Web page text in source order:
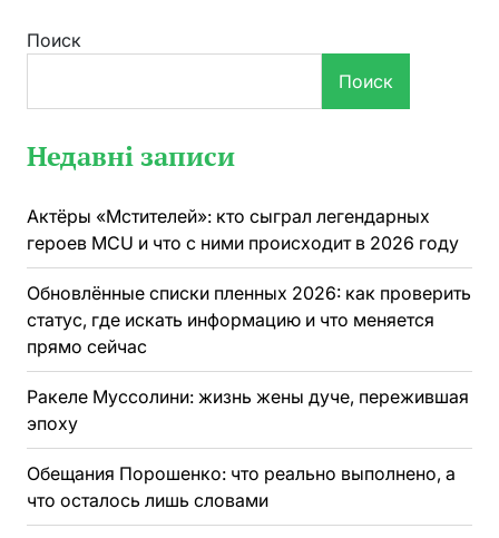
Поиск
Поиск
Недавні записи
Актёры «Мстителей»: кто сыграл легендарных
героев MCU и что с ними происходит в 2026 году
Обновлённые списки пленных 2026: как проверить
статус, где искать информацию и что меняется
прямо сейчас
Ракеле Муссолини: жизнь жены дуче, пережившая
эпоху
Обещания Порошенко: что реально выполнено, а
что осталось лишь словами